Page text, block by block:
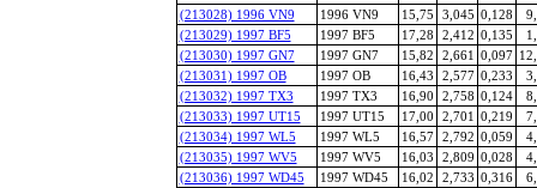
(213028) 1996 VN9
1996 VN9 15,75 3,045 0,128
(213029) 1997 BF5
1997 BF5 17,28 2,412 0,135
(213030) 1997 GN7
1997 GN7 15,82 2,661 0,097
(213031) 1997 OB
1997 OB 16,43 2,577 0,233
(213032) 1997 TX3
1997 TX3 16,90 2,758 0,124
(213033) 1997 UT15
1997 UT15 17,00 2,701 0,219
(213034) 1997 WL5
1997 WL5 16,57 2,792 0,059
(213035) 1997 WV5
1997 WV5 16,03 2,809 0,028
(213036) 1997 WD45
1997 WD45 16,02 2,733 0,316